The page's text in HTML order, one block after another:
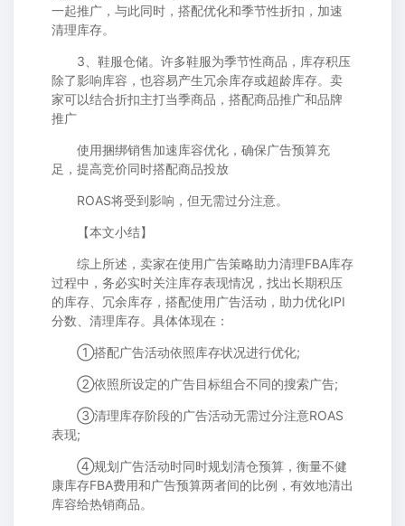
一起推广，与此同时，搭配优化和季节性折扣，加速
清理库存。
3、鞋服仓储。许多鞋服为季节性商品，库存积压
除了影响库容，也容易产生冗余库存或超龄库存。卖
家可以结合折扣主打当季商品，搭配商品推广和品牌
推广
使用捆绑销售加速库容优化，确保广告预算充
足，提高竞价同时搭配商品投放
ROAS将受到影响，但无需过分注意。
【本文小结】
综上所述，卖家在使用广告策略助力清理FBA库存
过程中，务必实时关注库存表现情况，找出长期积压
的库存、冗余库存，搭配使用广告活动，助力优化IPI
分数、清理库存。具体体现在：
①搭配广告活动依照库存状况进行优化;
②依照所设定的广告目标组合不同的搜索广告;
③清理库存阶段的广告活动无需过分注意ROAS
表现;
④规划广告活动时同时规划清仓预算，衡量不健
康库存FBA费用和广告预算两者间的比例，有效地清出
库容给热销商品。